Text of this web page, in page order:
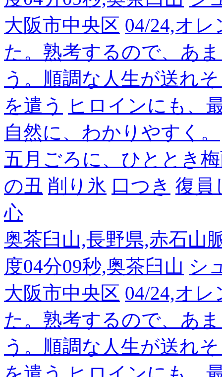
大阪市中央区 04/24,オ
た。熟考するので、あ
う。順調な人生が送れ
を遣う
ヒロインにも、
自然に、わかりやすく。
五月ごろに、ひととき
の丑 削り氷 口つき 復員
心
奥茶臼山,長野県,赤石山
度04分09秒,奥茶臼山 シ
大阪市中央区 04/24,オ
た。熟考するので、あ
う。順調な人生が送れ